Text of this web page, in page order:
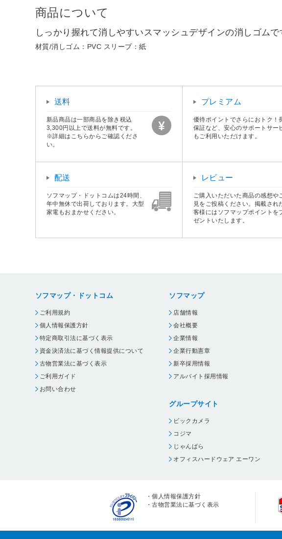
商品について
しっかり握れて消しやすいスマッシュデザインの消しゴムで
材質/消しゴム：PVC スリーブ：紙
送料
新品商品は一部商品を除き税込
3,300円以上で送料が無料です。
※詳細はこちらからご確認くださ
い。
プレミアム
優待ポイントでさらにおトク！
保証など、安心のサポートサー
もご利用いただけます。
配送
ソフマップ・ドットコムは24時間、
年中無休で出荷しております。大型
家電もおまかせください。
レビュー
ご購入いただいた商品の感想や
見をご投稿ください。掲載され
客様にはソフマップポイントを
ゼントいたします。
ソフマップ・ドットコム
ご利用規約
個人情報保護方針
特定商取引法に基づく表示
資金決済法に基づく情報提供について
古物営業法に基づく表示
ご利用ガイド
お問い合わせ
ソフマップ
店舗情報
会社概要
企業情報
企業行動憲章
新卒採用情報
アルバイト採用情報
グループサイト
ビックカメラ
コジマ
じゃんぱら
オフィスハードウェア エーワン
・個人情報保護方針
・古物営業法に基づく表示